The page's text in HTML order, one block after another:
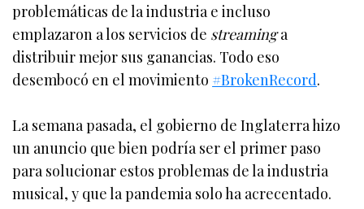
problemáticas de la industria e incluso
emplazaron a los servicios de streaminga
distribuir mejor sus ganancias. Todo eso
desembocó en el movimiento #BrokenRecord.
La semana pasada, el gobierno de Inglaterra hizo
un anuncio que bien podría ser el primer paso
para solucionar estos problemas de la industria
musical, y que la pandemia solo ha acrecentado.